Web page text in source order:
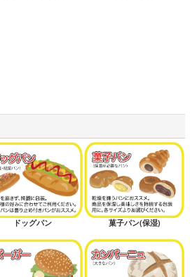
ドッグパン 菓子パン(保湿)